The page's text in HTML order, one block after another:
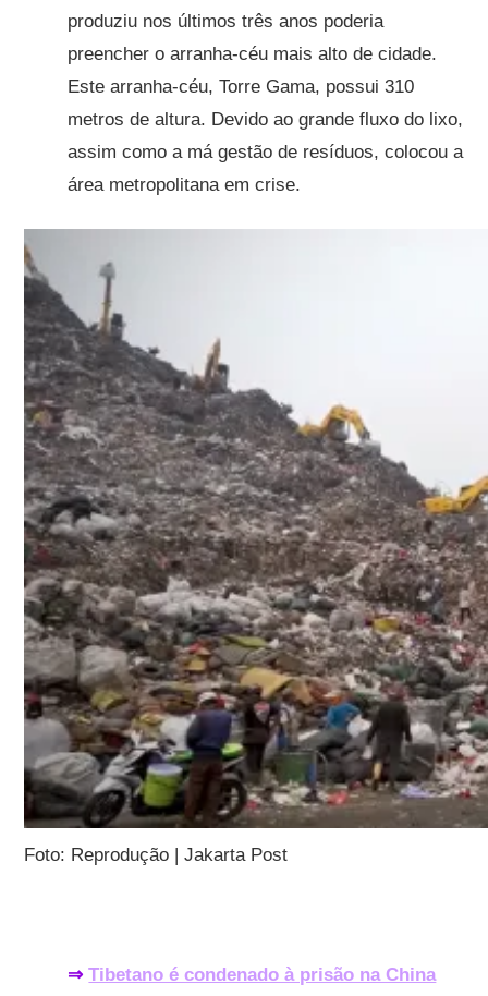
produziu nos últimos três anos poderia
preencher o arranha-céu mais alto de cidade.
Este arranha-céu, Torre Gama, possui 310
metros de altura. Devido ao grande fluxo do lixo,
assim como a má gestão de resíduos, colocou a
área metropolitana em crise.
Foto: Reprodução | Jakarta Post
⇒Tibetano é condenado à prisão na China